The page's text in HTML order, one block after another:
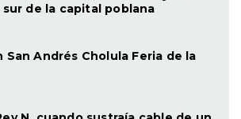
de la capital poblana
San Andrés Cholula Feria de la